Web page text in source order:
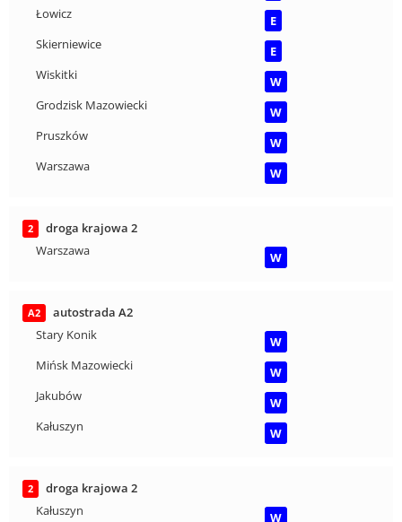
Łowicz
E
Skierniewice
E
Wiskitki
W
Grodzisk Mazowiecki
W
Pruszków
W
Warszawa
W
2
droga krajowa 2
Warszawa
W
A2
autostrada A2
Stary Konik
W
Mińsk Mazowiecki
W
Jakubów
W
Kałuszyn
W
2
droga krajowa 2
Kałuszyn
W